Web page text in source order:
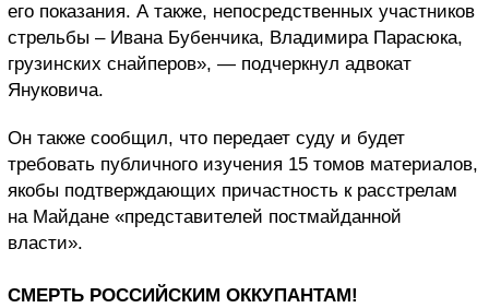
его показания. А также, непосредственных участников
стрельбы – Ивана Бубенчика, Владимира Парасюка,
грузинских снайперов», — подчеркнул адвокат
Януковича.
Он также сообщил, что передает суду и будет
требовать публичного изучения 15 томов материалов,
якобы подтверждающих причастность к расстрелам
на Майдане «представителей постмайданной
власти».
СМЕРТЬ РОССИЙСКИМ ОККУПАНТАМ!